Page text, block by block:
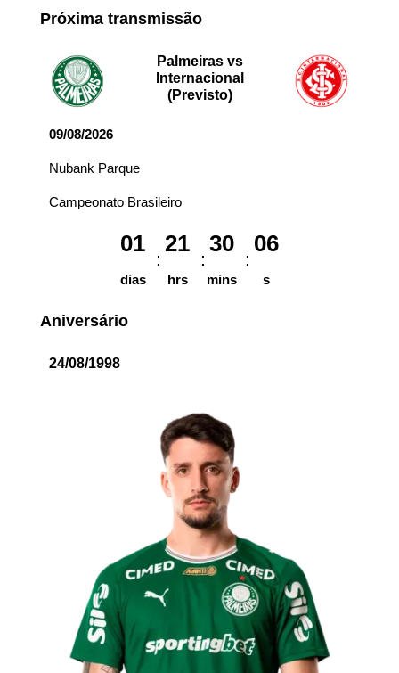
Próxima transmissão
Palmeiras vs
Internacional
(Previsto)
09/08/2026
Nubank Parque
Campeonato Brasileiro
01
dias
21
hrs
30
mins
06
s
Aniversário
24/08/1998